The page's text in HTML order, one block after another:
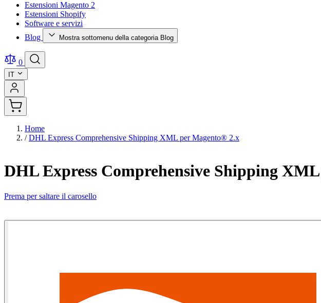
Estensioni Magento 2
Estensioni Shopify
Software e servizi
Blog
Mostra sottomenu della categoria Blog
0
IT
Home
/ DHL Express Comprehensive Shipping XML per Magento® 2.x
DHL Express Comprehensive Shipping
Prema per saltare il carosello